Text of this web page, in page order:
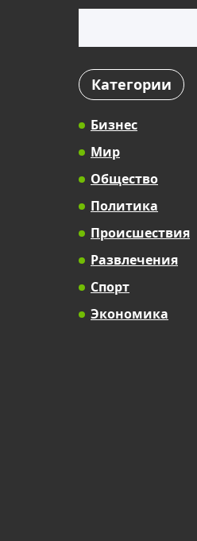
Категории
Бизнес
Мир
Общество
Политика
Происшествия
Развлечения
Спорт
Экономика